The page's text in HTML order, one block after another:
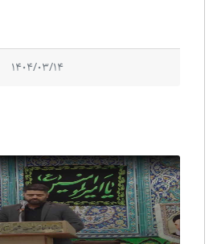
1404/03/14